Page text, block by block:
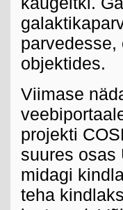
parvedesse,
objektides.
Viimase
projekti
suures osas
midagi
teha